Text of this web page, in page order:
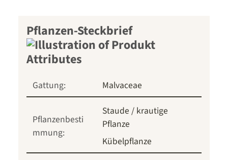
Pflanzen-Steckbrief
Gattung: Malvaceae
Pflanzenbesti
mmung:
Staude / krautige
Pflanze
Kübelpflanze